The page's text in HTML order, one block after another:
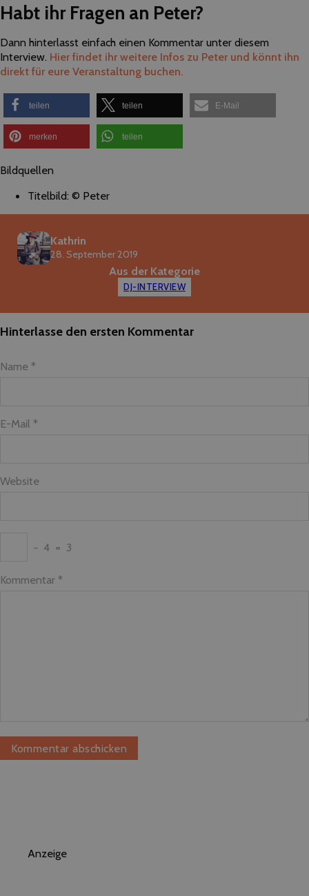
Habt ihr Fragen an Peter?
Dann hinterlasst einfach einen Kommentar unter diesem
Interview. Hier findet ihr weitere Infos zu Peter und könnt ihn
direkt für eure Veranstaltung buchen.
teilen teilen E-Mail
merken teilen
Bildquellen
Titelbild: © Peter
Kathrin
28. September 2019
Aus der Kategorie
DJ-INTERVIEW
Hinterlasse den ersten Kommentar
Name *
E-Mail *
Website
− 4 = 3
Kommentar *
Anzeige